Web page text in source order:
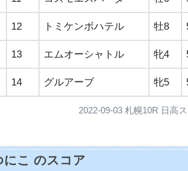
12 トミケンボハテル 牡8
13 エムオーシャトル 牝4
14 グルアーブ 牝5
2022-09-03 札幌10R 日高
にこ のスコア